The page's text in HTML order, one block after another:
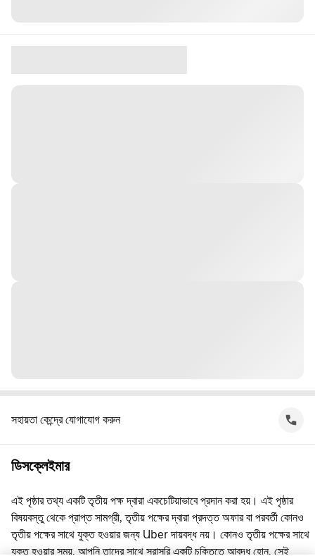
সহায়তা কেন্দ্রে যোগাযোগ করুন
ডিসক্লেইমার
এই পৃষ্ঠার তথ্য একটি তৃতীয় পক্ষ দ্বারা একচেটিয়াভাবে প্রদান করা হয়। এই পৃষ্ঠার
বিষয়বস্তু থেকে প্রাপ্ত সামগ্রী, তৃতীয় পক্ষের দ্বারা প্রদত্ত অফার বা পরবর্তী কোনও
তৃতীয় পক্ষের সাথে যুক্ত হওয়ার জন্য Uber দায়বদ্ধ নয়। কোনও তৃতীয় পক্ষের সাথে
যুক্ত হওয়ার সময়, আপনি তাদের সাথে সরাসরি একটি চুক্তিতে আবদ্ধ হোন, সেই